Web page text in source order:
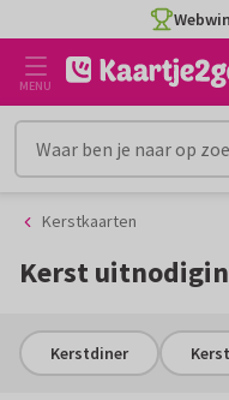
naar
inhoud
naar
het
filter
MENU
Kerstkaarten
Kerst
Kerstdiner